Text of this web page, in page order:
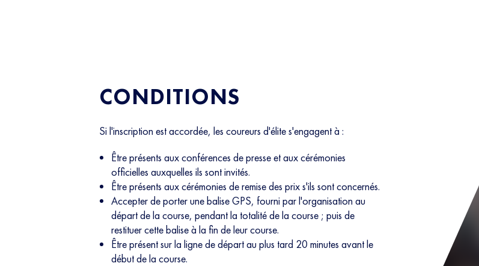
CONDITIONS
Si l'inscription est accordée, les coureurs d'élite s'engagent à :
Être présents aux conférences de presse et aux cérémonies
officielles auxquelles ils sont invités.
Être présents aux cérémonies de remise des prix s'ils sont concernés.
Accepter de porter une balise GPS, fourni par l'organisation au
départ de la course, pendant la totalité de la course ; puis de
restituer cette balise à la fin de leur course.
Être présent sur la ligne de départ au plus tard 20 minutes avant le
début de la course.